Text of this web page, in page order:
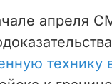
апреля
технику